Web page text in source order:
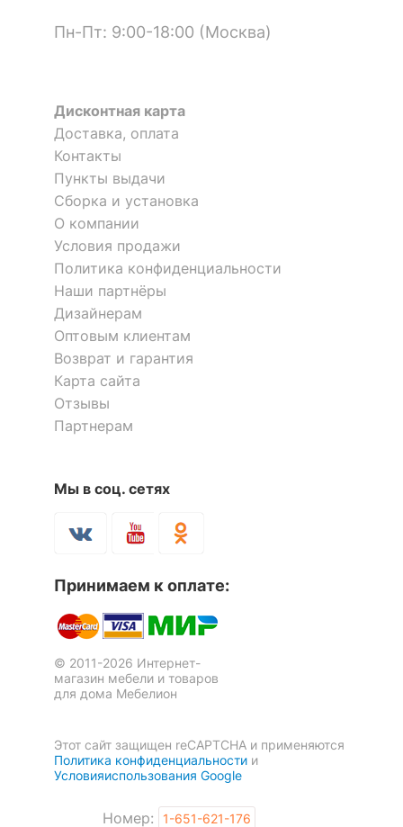
Пн-Пт: 9:00-18:00 (Москва)
Дисконтная карта
Доставка, оплата
Контакты
Пункты выдачи
Сборка и установка
О компании
Условия продажи
Политика конфиденциальности
Наши партнёры
Дизайнерам
Оптовым клиентам
Возврат и гарантия
Карта сайта
Отзывы
Партнерам
Мы в соц. сетях
Принимаем к оплате:
© 2011-2026 Интернет-
магазин мебели и товаров
для дома Мебелион
Этот сайт защищен reCAPTCHA и применяются
Политика конфиденциальности и
Условияиспользования Google
Номер: 1-651-621-176